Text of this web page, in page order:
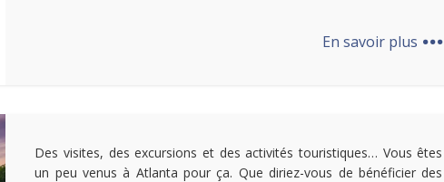
En savoir plus ...
Des visites, des excursions et des activités touristiques… Vous êtes
un peu venus à Atlanta pour ça. Que diriez-vous de bénéficier des